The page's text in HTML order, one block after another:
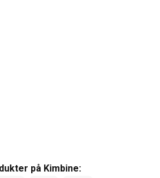
på Kimbine: